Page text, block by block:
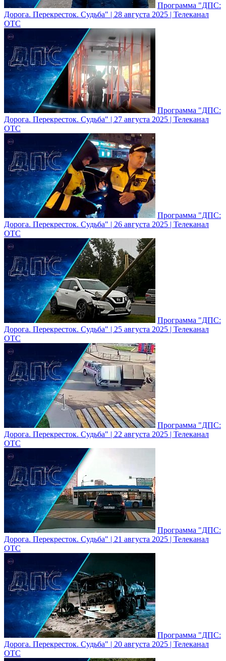
Программа "ДПС:
Дорога. Перекресток. Судьба" | 28 августа 2025 | Телеканал
ОТС
Программа "ДПС:
Дорога. Перекресток. Судьба" | 27 августа 2025 | Телеканал
ОТС
Программа "ДПС:
Дорога. Перекресток. Судьба" | 26 августа 2025 | Телеканал
ОТС
Программа "ДПС:
Дорога. Перекресток. Судьба" | 25 августа 2025 | Телеканал
ОТС
Программа "ДПС:
Дорога. Перекресток. Судьба" | 22 августа 2025 | Телеканал
ОТС
Программа "ДПС:
Дорога. Перекресток. Судьба" | 21 августа 2025 | Телеканал
ОТС
Программа "ДПС:
Дорога. Перекресток. Судьба" | 20 августа 2025 | Телеканал
ОТС